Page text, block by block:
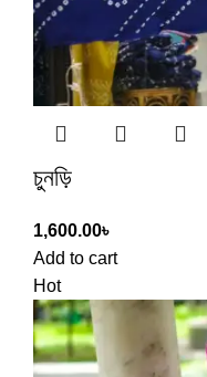
চুনড়ি
1,600.00৳
Add to cart
Hot